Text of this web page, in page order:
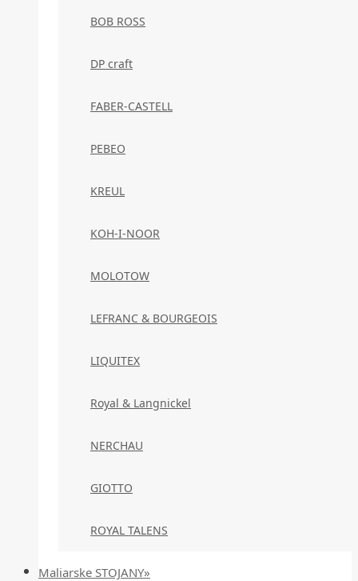
BOB ROSS
DP craft
FABER-CASTELL
PEBEO
KREUL
KOH-I-NOOR
MOLOTOW
LEFRANC & BOURGEOIS
LIQUITEX
Royal & Langnickel
NERCHAU
GIOTTO
ROYAL TALENS
Maliarske STOJANY»